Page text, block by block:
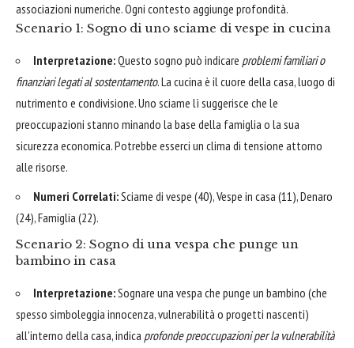
associazioni numeriche. Ogni contesto aggiunge profondità.
Scenario 1: Sogno di uno sciame di vespe in cucina
Interpretazione:Questo sogno può indicare problemi familiari o
finanziari legati al sostentamento. La cucina è il cuore della casa, luogo di
nutrimento e condivisione. Uno sciame lì suggerisce che le
preoccupazioni stanno minando la base della famiglia o la sua
sicurezza economica. Potrebbe esserci un clima di tensione attorno
alle risorse.
Numeri Correlati:Sciame di vespe (40), Vespe in casa (11), Denaro
(24), Famiglia (22).
Scenario 2: Sogno di una vespa che punge un
bambino in casa
Interpretazione:Sognare una vespa che punge un bambino (che
spesso simboleggia innocenza, vulnerabilità o progetti nascenti)
all'interno della casa, indica profonde preoccupazioni per la vulnerabilità